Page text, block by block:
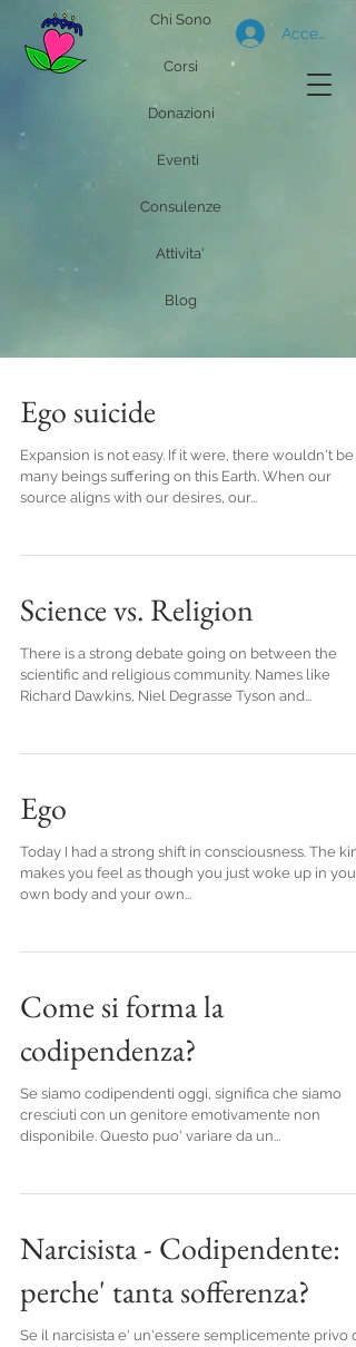
Chi Sono
Corsi
Donazioni
Consulenze
Attivita'
Blog
Accedi
Eventi
Ego suicide
Expansion is not easy. If it were, there wouldn't be
many beings suffering on this Earth. When our
source aligns with our desires, our...
Science vs. Religion
There is a strong debate going on between the
scientific and religious community. Names like
Richard Dawkins, Niel Degrasse Tyson and...
Ego
Today I had a strong shift in consciousness. The
makes you feel as though you just woke up in your
own body and your own...
Come si forma la
codipendenza?
Se siamo codipendenti oggi, significa che siamo
cresciuti con un genitore emotivamente non
disponibile. Questo puo' variare da un...
Narcisista - Codipendente:
perche' tanta sofferenza?
Se il narcisista e' un'essere semplicemente privo di